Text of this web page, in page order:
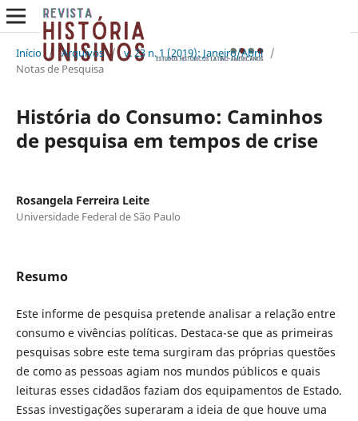
Início / Arquivos / v. 23 n. 1 (2019): Janeiro/Abril /
Notas de Pesquisa
História do Consumo: Caminhos
de pesquisa em tempos de crise
Rosangela Ferreira Leite
Universidade Federal de São Paulo
Resumo
Este informe de pesquisa pretende analisar a relação entre
consumo e vivências políticas. Destaca-se que as primeiras
pesquisas sobre este tema surgiram das próprias questões
de como as pessoas agiam nos mundos públicos e quais
leituras esses cidadãos faziam dos equipamentos de Estado.
Essas investigações superaram a ideia de que houve uma